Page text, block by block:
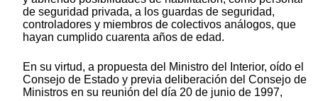
de seguridad privada, a los guardas de seguridad,
controladores y miembros de colectivos análogos, que
hayan cumplido cuarenta años de edad.
En su virtud, a propuesta del Ministro del Interior, oído el
Consejo de Estado y previa deliberación del Consejo de
Ministros en su reunión del día 20 de junio de 1997,